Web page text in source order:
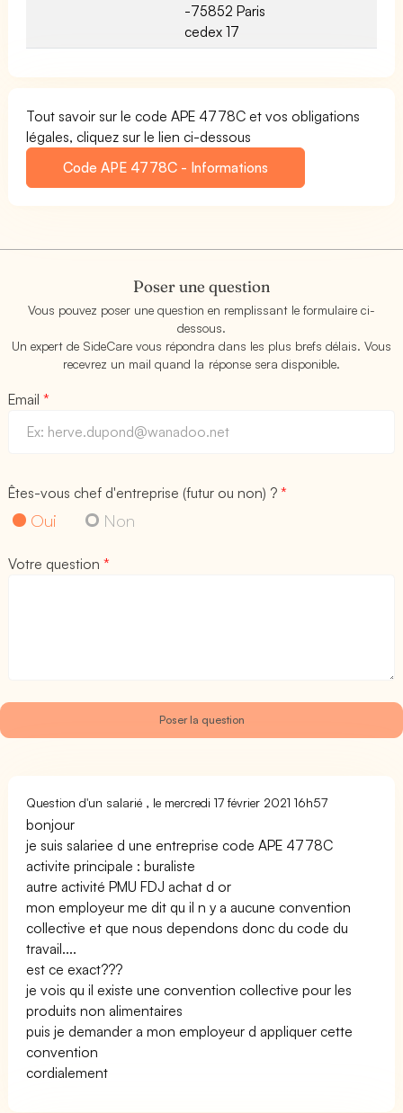
-75852 Paris
cedex 17
Tout savoir sur le code APE 4778C et vos obligations
légales, cliquez sur le lien ci-dessous
Code APE 4778C - Informations
Poser une question
Vous pouvez poser une question en remplissant le formulaire ci-
dessous.
Un expert de SideCare vous répondra dans les plus brefs délais. Vous
recevrez un mail quand la réponse sera disponible.
Email*
Êtes-vous chef d'entreprise (futur ou non) ?*
Oui Non
Votre question*
Question d'un salarié , le mercredi 17 février 2021 16h57
bonjour
je suis salariee d une entreprise code APE 4778C
activite principale : buraliste
autre activité PMU FDJ achat d or
mon employeur me dit qu il n y a aucune convention
collective et que nous dependons donc du code du
travail....
est ce exact???
je vois qu il existe une convention collective pour les
produits non alimentaires
puis je demander a mon employeur d appliquer cette
convention
cordialement